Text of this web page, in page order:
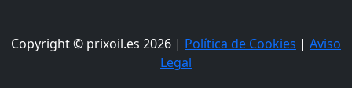
Copyright © prixoil.es 2026 | Política de Cookies | Aviso
Legal